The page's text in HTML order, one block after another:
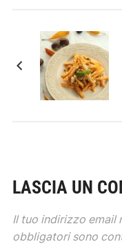
LASCIA UN
Il tuo indirizzo email
obbligatori sono